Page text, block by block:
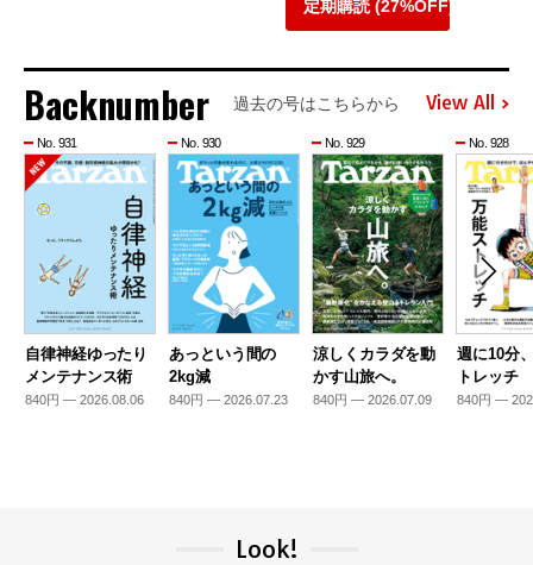
定期購読 (27%OFF)
Backnumber 過去の号はこちらから View All
No. 931
自律神経ゆったり
メンテナンス術
840円 — 2026.08.06
No. 930
あっという間の
2kg減
840円 — 2026.07.23
No. 929
涼しくカラダを動
かす山旅へ。
840円 — 2026.07.09
No. 928
週に10分
トレッチ
840円 —
Look!